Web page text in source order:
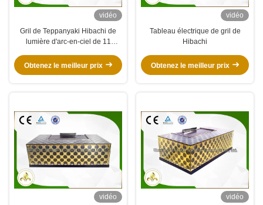
vidéo
Gril de Teppanyaki Hibachi de
lumière d'arc-en-ciel de 11
Teppanyaki
Obtenez le meilleur prix
vidéo
Tableau électrique de gril de
Hibachi
Obtenez le meilleur prix
vidéo
vidéo